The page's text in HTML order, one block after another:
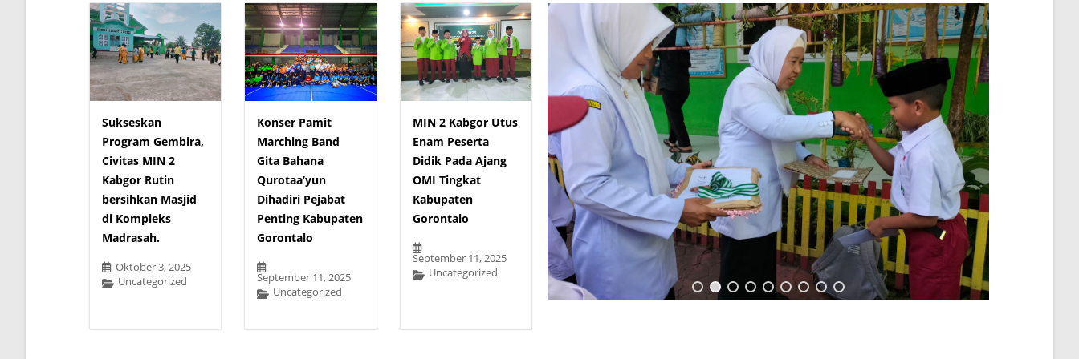
Sukseskan
Program Gembira,
Civitas MIN 2
Kabgor Rutin
bersihkan Masjid
di Kompleks
Madrasah.
Oktober 3, 2025
Uncategorized
Konser Pamit
Marching Band
Gita Bahana
Qurotaa’yun
Dihadiri Pejabat
Penting Kabupaten
Gorontalo
September 11, 2025
Uncategorized
MIN 2 Kabgor Utus
Enam Peserta
Didik Pada Ajang
OMI Tingkat
Kabupaten
Gorontalo
September 11, 2025
Uncategorized